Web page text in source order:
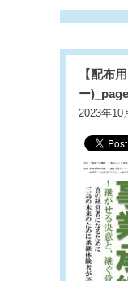
【配布
ー
2023年10